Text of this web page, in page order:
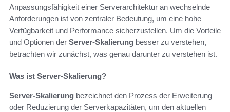
Anpassungsfähigkeit einer Serverarchitektur an wechselnde
Anforderungen ist von zentraler Bedeutung, um eine hohe
Verfügbarkeit und Performance sicherzustellen. Um die Vorteile
und Optionen der Server-Skalierung besser zu verstehen,
betrachten wir zunächst, was genau darunter zu verstehen ist.
Was ist Server-Skalierung?
Server-Skalierung bezeichnet den Prozess der Erweiterung
oder Reduzierung der Serverkapazitäten, um den aktuellen